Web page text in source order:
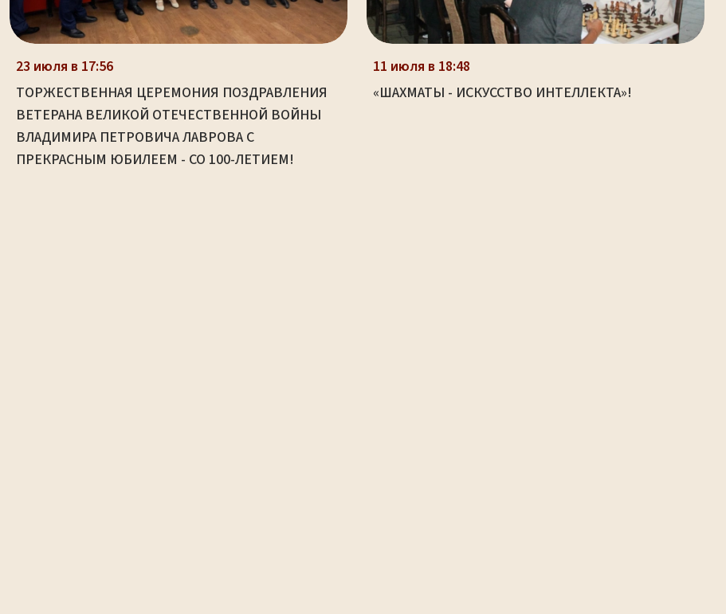
23 июля в 17:56
ТОРЖЕСТВЕННАЯ ЦЕРЕМОНИЯ ПОЗДРАВЛЕНИЯ
ВЕТЕРАНА ВЕЛИКОЙ ОТЕЧЕСТВЕННОЙ ВОЙНЫ
ВЛАДИМИРА ПЕТРОВИЧА ЛАВРОВА С
ПРЕКРАСНЫМ ЮБИЛЕЕМ - СО 100-ЛЕТИЕМ!
11 июля в 18:48
«ШАХМАТЫ - ИСКУССТВО ИНТЕЛЛЕКТА»!